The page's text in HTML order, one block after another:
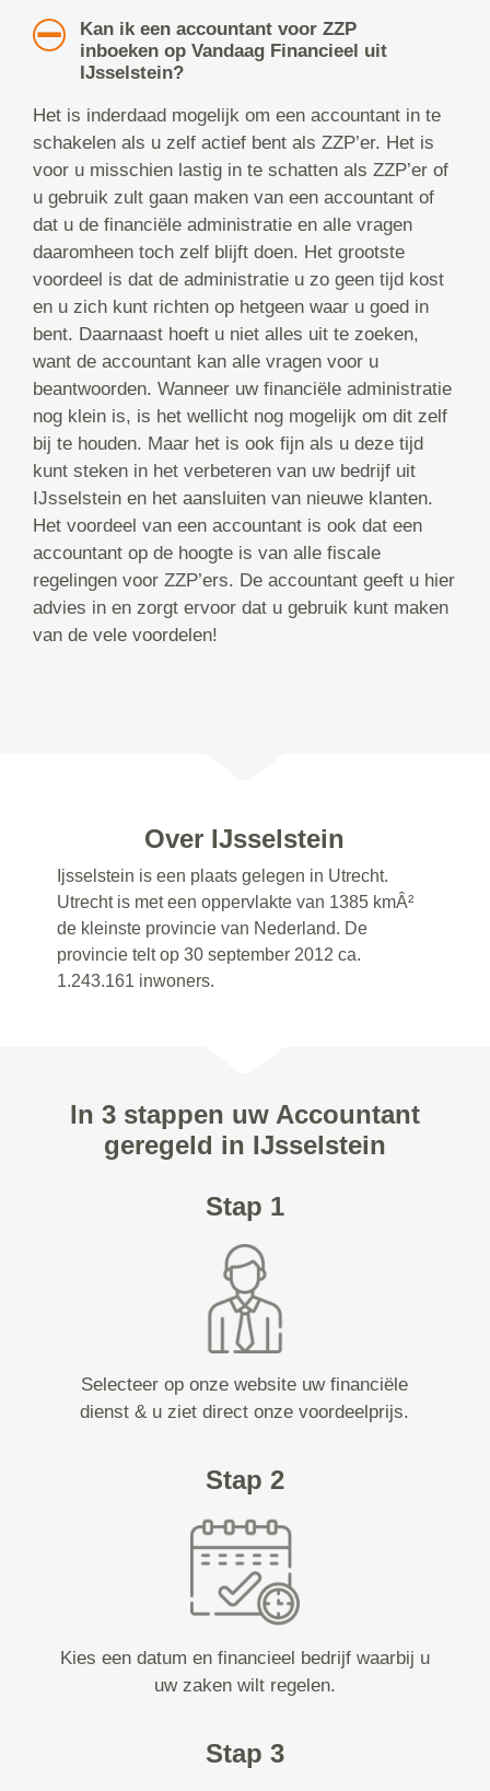
Kan ik een accountant voor ZZP
inboeken op Vandaag Financieel uit
IJsselstein?
Het is inderdaad mogelijk om een accountant in te
schakelen als u zelf actief bent als ZZP’er. Het is
voor u misschien lastig in te schatten als ZZP’er of
u gebruik zult gaan maken van een accountant of
dat u de financiële administratie en alle vragen
daaromheen toch zelf blijft doen. Het grootste
voordeel is dat de administratie u zo geen tijd kost
en u zich kunt richten op hetgeen waar u goed in
bent. Daarnaast hoeft u niet alles uit te zoeken,
want de accountant kan alle vragen voor u
beantwoorden. Wanneer uw financiële administratie
nog klein is, is het wellicht nog mogelijk om dit zelf
bij te houden. Maar het is ook fijn als u deze tijd
kunt steken in het verbeteren van uw bedrijf uit
IJsselstein en het aansluiten van nieuwe klanten.
Het voordeel van een accountant is ook dat een
accountant op de hoogte is van alle fiscale
regelingen voor ZZP’ers. De accountant geeft u hier
advies in en zorgt ervoor dat u gebruik kunt maken
van de vele voordelen!
Over IJsselstein
Ijsselstein is een plaats gelegen in Utrecht.
Utrecht is met een oppervlakte van 1385 kmÂ²
de kleinste provincie van Nederland. De
provincie telt op 30 september 2012 ca.
1.243.161 inwoners.
In 3 stappen uw Accountant
geregeld in IJsselstein
Stap 1
Selecteer op onze website uw financiële
dienst & u ziet direct onze voordeelprijs.
Stap 2
Kies een datum en financieel bedrijf waarbij u
uw zaken wilt regelen.
Stap 3